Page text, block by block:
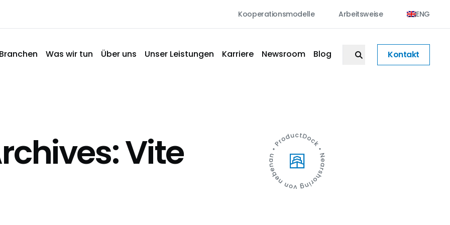
Kooperationsmodelle Arbeitsweise ENG
Branchen Was wir tun Über uns Unser Leistungen Karriere Newsroom Blog Kontakt
Vite